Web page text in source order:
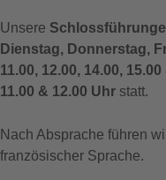
Unsere
Dienstag, Donnerstag,
11.00, 12.00, 14.00,
11.00 & 12.00 Uhr statt.
Nach Absprache führen
französischer Sprache.